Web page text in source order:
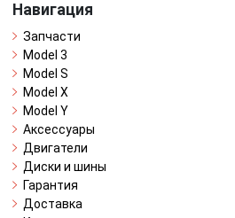
Навигация
Запчасти
Model 3
Model S
Model X
Model Y
Аксессуары
Двигатели
Диски и шины
Гарантия
Доставка